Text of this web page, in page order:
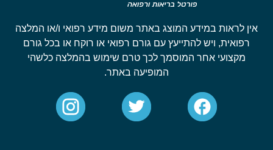
אין לראות במידע המוצג באתר משום מידע רפואי ו/או המלצה
רפואית, ויש להתייעץ עם גורם רפואי או רוקח או בכל גורם
מקצועי אחר המוסמך לכך טרם שימוש בהמלצה כלשהי
המופיעה באתר.